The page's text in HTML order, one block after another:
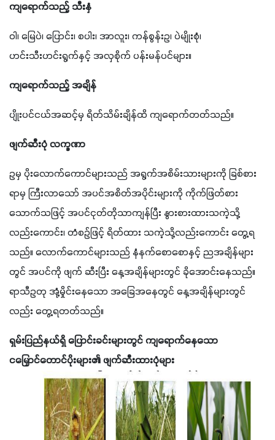
ကျရောက်သည့် သီးနှံ
ဝါ၊ မြေပဲ၊ ပြောင်း၊ စပါး၊ အာလူး၊ ကန်စွန်းဥ၊ ပဲမျိုးစုံ၊
ဟင်းသီးဟင်းရွက်နှင့် အလှစိုက် ပန်းမန်ပင်များ။
ကျရောက်သည့် အချိန်
ပျိုးပင်ငယ်အဆင့်မှ ရိတ်သိမ်းချိန်ထိ ကျရောက်တတ်သည်။
ဖျက်ဆီးပုံ လက္ခဏာ
ဥမှ ပိုးလောက်ကောင်များသည် အရွက်အစိမ်းသားများကို ခြစ်စား
ရာမှ ကြီးလာသော် အပင်အစိတ်အပိုင်းများကို ကိုက်ဖြတ်စား
သောက်သဖြင့် အပင်ငုတ်တိုသာကျန်ပြီး နွားစားထားသကဲ့သို့
လည်းကောင်း၊ တံစဉ်ဖြင့် ရိတ်ထား သကဲ့သို့လည်းကောင်း တွေ့ရ
သည်။ လောက်ကောင်များသည် နံနက်စောစောနှင့် ညအချိန်များ
တွင် အပင်ကို ဖျက် ဆီးပြီး နေ့အချိန်များတွင် ခိုအောင်းနေသည်။
ရာသီဥတု အုံ့မှိုင်းနေသော အခြေအနေတွင် နေ့အချိန်များတွင်
လည်း တွေ့ရတတ်သည်။
ရှမ်းပြည်နယ်ရှိ ပြောင်းခင်းများတွင် ကျရောက်နေသော
ငမြှောင်တောင်ပိုးများ၏ ဖျက်ဆီးထားပုံများ